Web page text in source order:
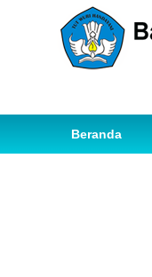
Beranda
Ihwal